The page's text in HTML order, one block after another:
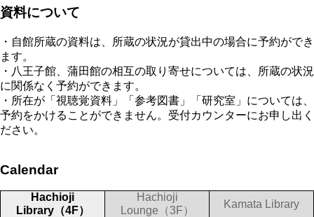
資料について
・自館所蔵の資料は、所蔵の状況が貸出中の場合に予約ができ
ます。
・八王子館、蒲田館の相互の取り寄せについては、所蔵の状況
に関係なく予約ができます。
・所在が「視聴覚資料」「参考図書」「研究室」については、
予約をかけることができません。受付カウンターにお申し出く
ださい。
Calendar
Hachioji
Library（4F）
Hachioji
Lounge（3F）
Kamata Library